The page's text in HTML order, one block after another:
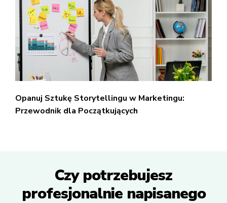
Opanuj Sztukę Storytellingu w Marketingu:
Przewodnik dla Początkujących
Czy potrzebujesz
profesjonalnie napisanego